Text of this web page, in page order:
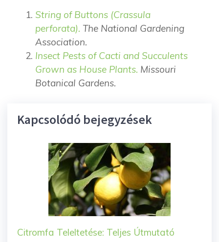
String of Buttons (Crassula
perforata). The National Gardening
Association.
Insect Pests of Cacti and Succulents
Grown as House Plants. Missouri
Botanical Gardens.
Kapcsolódó bejegyzések
Citromfa Teleltetése: Teljes Útmutató